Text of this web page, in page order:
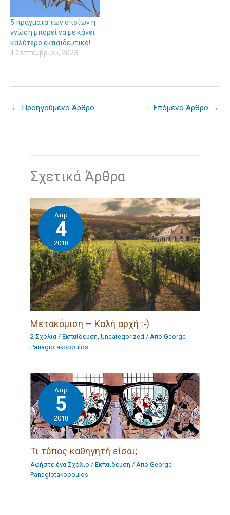
5 πράγματα των οποίων η
γνώση μπορεί να με κάνει
καλύτερο εκπαιδευτικό!
1 Σεπτεμβρίου, 2023
← Προηγούμενο Άρθρο Επόμενο Άρθρο →
Σχετικά Άρθρα
Απρ
4
2018
Μετακόμιση – Καλή αρχή :-)
2 Σχόλια / Eκπαίδευση Uncategorized / Από George
Panagiotakopoulos
Απρ
5
2018
Τι τύπος καθηγητή είσαι;
Αφήστε ένα Σχόλιο / Eκπαίδευση / Από George
Panagiotakopoulos